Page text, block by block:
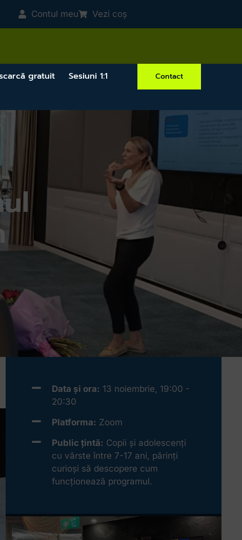
Contul meu Vezi coș
gratuit Sesiuni 1:1 Contact
Data și ora: 13 noiembrie, 19:00 -
20:30
Platforma: Zoom
Public țintă: Copii și adolescenți
cu vârste între 7-17 ani, părinți
curioși să descopere cum
funcționează programul.